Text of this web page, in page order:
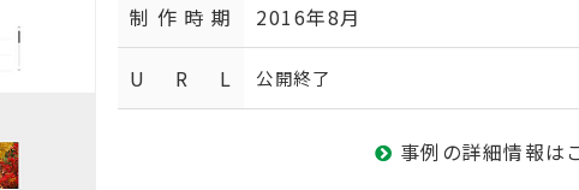
制作時期 2016年8月
U R L 公開終了
事例の詳細情報は